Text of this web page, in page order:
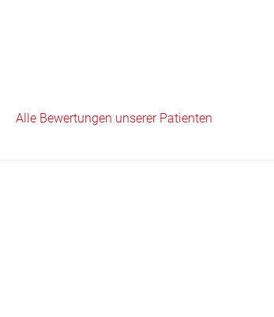
Alle Bewertungen unserer Patienten